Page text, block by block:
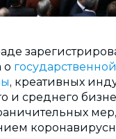
о
, креативных
и среднего